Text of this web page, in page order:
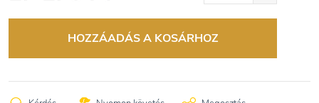
HOZZÁADÁS A KOSÁRHOZ